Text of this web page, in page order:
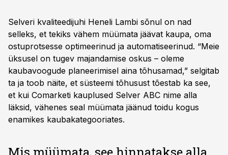
Selveri kvaliteedijuhi Heneli Lambi sõnul on nad
selleks, et tekiks vähem müümata jäävat kaupa, oma
ostuprotsesse optimeerinud ja automatiseerinud. “Meie
üksusel on tugev majandamise oskus – oleme
kaubavoogude planeerimisel aina tõhusamad,” selgitab
ta ja toob näite, et süsteemi tõhusust tõestab ka see,
et kui Comarketi kauplused Selver ABC nime alla
läksid, vähenes seal müümata jäänud toidu kogus
enamikes kaubakategooriates.